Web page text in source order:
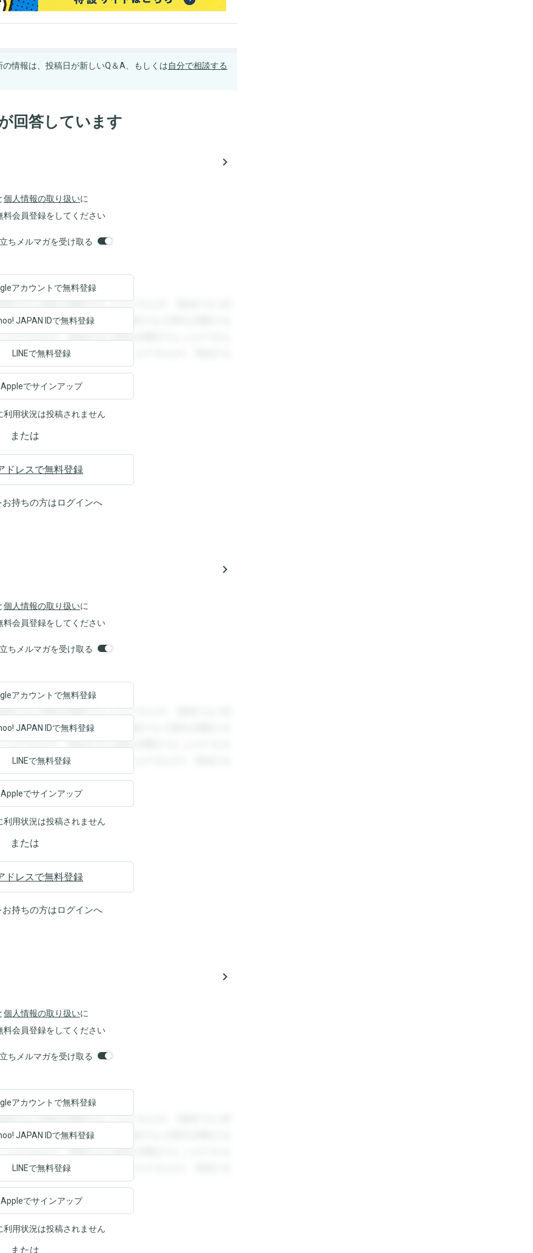
情報は、投稿日が新しいQ＆A、もしくは自分で相談する
回答しています
navigate_next
個人情報の取り扱いに
料会員登録をしてください
ちメルマガを受け取る
すると回答を閲覧することができます。登録すると回
閲覧することができます。登録すると回答を閲覧する
ができます。登録すると回答を閲覧することができま
登録すると回答を閲覧することができます。登録する
アカウントで無料登録
JAPAN IDで無料登録
LINEで無料登録
Appleでサインアップ
用状況は投稿されません
または
ドレスで無料登録
持ちの方はログインへ
navigate_next
個人情報の取り扱いに
料会員登録をしてください
ちメルマガを受け取る
すると回答を閲覧することができます。登録すると回
閲覧することができます。登録すると回答を閲覧する
ができます。登録すると回答を閲覧することができま
登録すると回答を閲覧することができます。登録する
アカウントで無料登録
JAPAN IDで無料登録
LINEで無料登録
Appleでサインアップ
用状況は投稿されません
または
ドレスで無料登録
持ちの方はログインへ
navigate_next
個人情報の取り扱いに
料会員登録をしてください
ちメルマガを受け取る
すると回答を閲覧することができます。登録すると回
閲覧することができます。登録すると回答を閲覧する
ができます。登録すると回答を閲覧することができま
登録すると回答を閲覧することができます。登録する
アカウントで無料登録
JAPAN IDで無料登録
LINEで無料登録
Appleでサインアップ
用状況は投稿されません
または